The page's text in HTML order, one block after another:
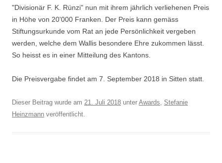
"Divisionär F. K. Rünzi" nun mit ihrem jährlich verliehenen Preis
in Höhe von 20'000 Franken. Der Preis kann gemäss
Stiftungsurkunde vom Rat an jede Persönlichkeit vergeben
werden, welche dem Wallis besondere Ehre zukommen lässt.
So heisst es in einer Mitteilung des Kantons.
Die Preisvergabe findet am 7. September 2018 in Sitten statt.
Dieser Beitrag wurde am 21. Juli 2018 unter Awards, Stefanie
Heinzmann veröffentlicht.